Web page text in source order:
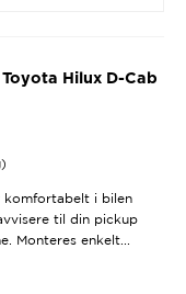
Hilux D-Cab
komfortabelt i bilen
til din pickup
Monteres enkelt...